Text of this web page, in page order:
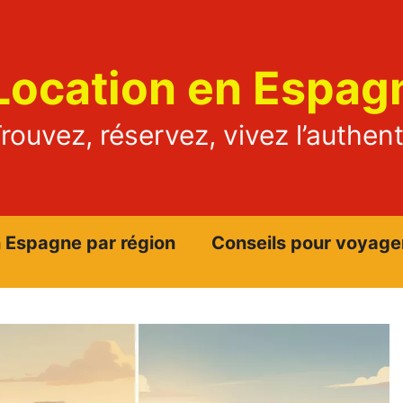
en
réservez, vivez
par région Conseils pour